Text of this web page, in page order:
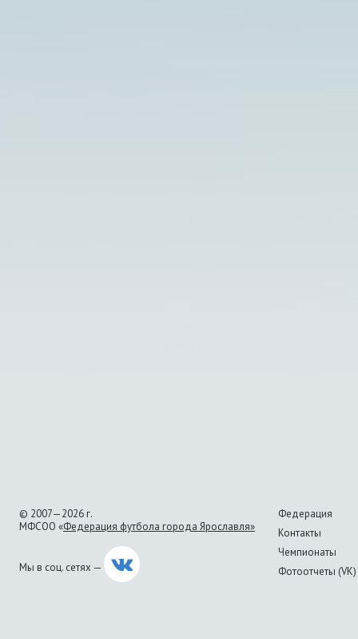
© 2007—2026 г.
МФСОО «Федерация футбола города Ярославля»
Мы в соц. сетях —
Федерация
Контакты
Чемпионаты
Фотоотчеты (VK)